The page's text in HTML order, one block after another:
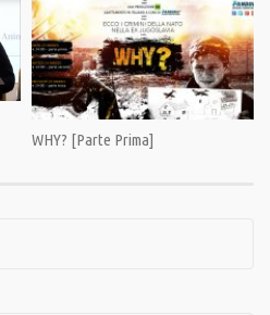
WHY? [Parte Prima]